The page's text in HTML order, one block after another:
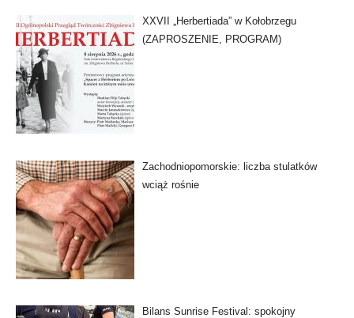
XXVII „Herbertiada” w Kołobrzegu
(ZAPROSZENIE, PROGRAM)
Zachodniopomorskie: liczba stulatków
wciąż rośnie
Bilans Sunrise Festival: spokojny